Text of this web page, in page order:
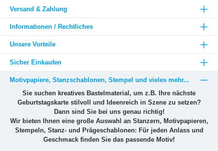
Versand & Zahlung
Informationen / Rechtliches
Unsere Vorteile
Sicher Einkaufen
Motivpapiere, Stanzschablonen, Stempel und vieles mehr...
Sie suchen kreatives Bastelmaterial, um z.B. Ihre nächste
Geburtstagskarte stilvoll und Ideenreich in Szene zu setzen?
Dann sind Sie bei uns genau richtig!
Wir bieten Ihnen eine große Auswahl an Stanzern, Motivpapieren,
Stempeln, Stanz- und Prägeschablonen: Für jeden Anlass und
Geschmack finden Sie das passende Motiv!